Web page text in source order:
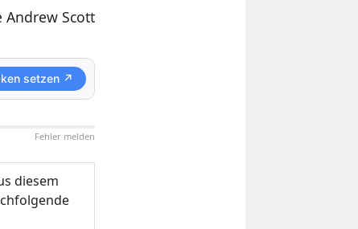
Andrew Scott
setzen ↗
Fehler melden
diesem